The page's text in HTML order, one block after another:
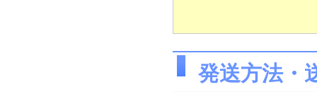
発送方法・